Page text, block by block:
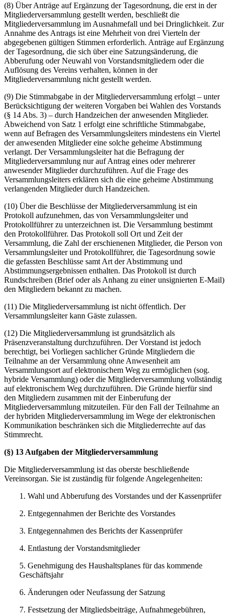
(8) Über Anträge auf Ergänzung der Tagesordnung, die erst in der
Mitgliederversammlung gestellt werden, beschließt die
Mitgliederversammlung im Ausnahmefall und bei Dringlichkeit. Zur
Annahme des Antrags ist eine Mehrheit von drei Vierteln der
abgegebenen gültigen Stimmen erforderlich. Anträge auf Ergänzung
der Tagesordnung, die sich über eine Satzungsänderung, die
Abberufung oder Neuwahl von Vorstandsmitgliedern oder die
Auflösung des Vereins verhalten, können in der
Mitgliederversammlung nicht gestellt werden.
(9) Die Stimmabgabe in der Mitgliederversammlung erfolgt – unter
Berücksichtigung der weiteren Vorgaben bei Wahlen des Vorstands
(§ 14 Abs. 3) – durch Handzeichen der anwesenden Mitglieder.
Abweichend von Satz 1 erfolgt eine schriftliche Stimmabgabe,
wenn auf Befragen des Versammlungsleiters mindestens ein Viertel
der anwesenden Mitglieder eine solche geheime Abstimmung
verlangt. Der Versammlungsleiter hat die Befragung der
Mitgliederversammlung nur auf Antrag eines oder mehrerer
anwesender Mitglieder durchzuführen. Auf die Frage des
Versammlungsleiters erklären sich die eine geheime Abstimmung
verlangenden Mitglieder durch Handzeichen.
(10) Über die Beschlüsse der Mitgliederversammlung ist ein
Protokoll aufzunehmen, das von Versammlungsleiter und
Protokollführer zu unterzeichnen ist. Die Versammlung bestimmt
den Protokollführer. Das Protokoll soll Ort und Zeit der
Versammlung, die Zahl der erschienenen Mitglieder, die Person von
Versammlungsleiter und Protokollführer, die Tagesordnung sowie
die gefassten Beschlüsse samt Art der Abstimmung und
Abstimmungsergebnissen enthalten. Das Protokoll ist durch
Rundschreiben (Brief oder als Anhang zu einer unsignierten E-Mail)
den Mitgliedern bekannt zu machen.
(11) Die Mitgliederversammlung ist nicht öffentlich. Der
Versammlungsleiter kann Gäste zulassen.
(12) Die Mitgliederversammlung ist grundsätzlich als
Präsenzveranstaltung durchzuführen. Der Vorstand ist jedoch
berechtigt, bei Vorliegen sachlicher Gründe Mitgliedern die
Teilnahme an der Versammlung ohne Anwesenheit am
Versammlungsort auf elektronischem Weg zu ermöglichen (sog.
hybride Versammlung) oder die Mitgliederversammlung vollständig
auf elektronischem Weg durchzuführen. Die Gründe hierfür sind
den Mitgliedern zusammen mit der Einberufung der
Mitgliederversammlung mitzuteilen. Für den Fall der Teilnahme an
der hybriden Mitgliederversammlung im Wege der elektronischen
Kommunikation beschränken sich die Mitgliederrechte auf das
Stimmrecht.
(§) 13 Aufgaben der Mitgliederversammlung
Die Mitgliederversammlung ist das oberste beschließende
Vereinsorgan. Sie ist zuständig für folgende Angelegenheiten:
1. Wahl und Abberufung des Vorstandes und der Kassenprüfer
2. Entgegennahmen der Berichte des Vorstandes
3. Entgegennahmen des Berichts der Kassenprüfer
4. Entlastung der Vorstandsmitglieder
5. Genehmigung des Haushaltsplanes für das kommende
Geschäftsjahr
6. Änderungen oder Neufassung der Satzung
7. Festsetzung der Mitgliedsbeiträge, Aufnahmegebühren,